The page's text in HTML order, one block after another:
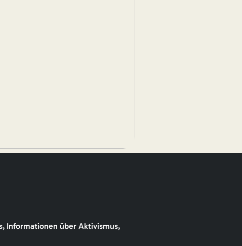
Informationen über Aktivismus,